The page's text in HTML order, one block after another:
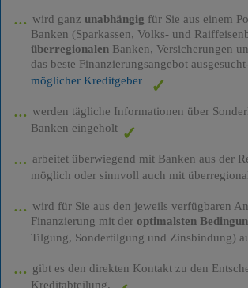
wird ganz unabhängig für Sie aus einem
Banken (Sparkassen, Volks- und
überregionalenBanken, Versicherungen
das beste Finanzierungsangebot
möglicher Kreditgeber
werden tägliche Informationen über
Banken eingeholt
arbeitet überwiegend mit Banken aus der
möglich oder sinnvoll auch mit
wird für Sie aus den jeweils verfügbaren
Finanzierung mit der optimalsten
Tilgung, Sondertilgung und Zinsbindung)
gibt es den direkten Kontakt zu den
Kreditabteilung.